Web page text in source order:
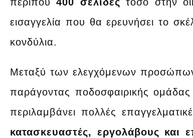
εισαγγελία που θα ερευνήσει το
κονδύλια.
Μεταξύ των ελεγχόμενων προσώπων
παράγοντας ποδοσφαιρικής
περιλαμβάνει πολλές
κατασκευαστές, εργολάβους και